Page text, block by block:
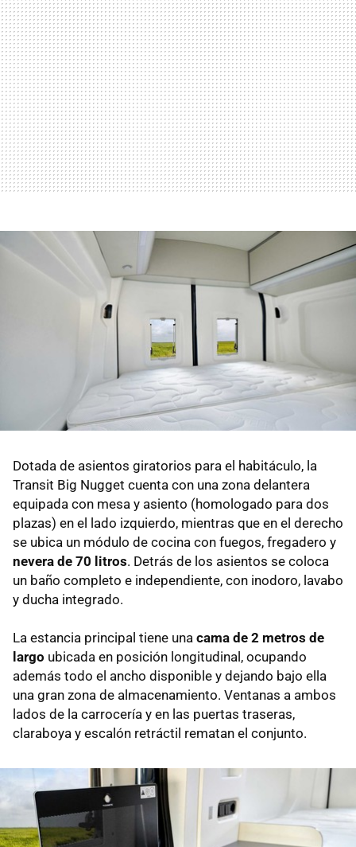
Dotada de asientos giratorios para el habitáculo, la
Transit Big Nugget cuenta con una zona delantera
equipada con mesa y asiento (homologado para dos
plazas) en el lado izquierdo, mientras que en el derecho
se ubica un módulo de cocina con fuegos, fregadero y
nevera de 70 litros. Detrás de los asientos se coloca
un baño completo e independiente, con inodoro, lavabo
y ducha integrado.
La estancia principal tiene una cama de 2 metros de
largo ubicada en posición longitudinal, ocupando
además todo el ancho disponible y dejando bajo ella
una gran zona de almacenamiento. Ventanas a ambos
lados de la carrocería y en las puertas traseras,
claraboya y escalón retráctil rematan el conjunto.